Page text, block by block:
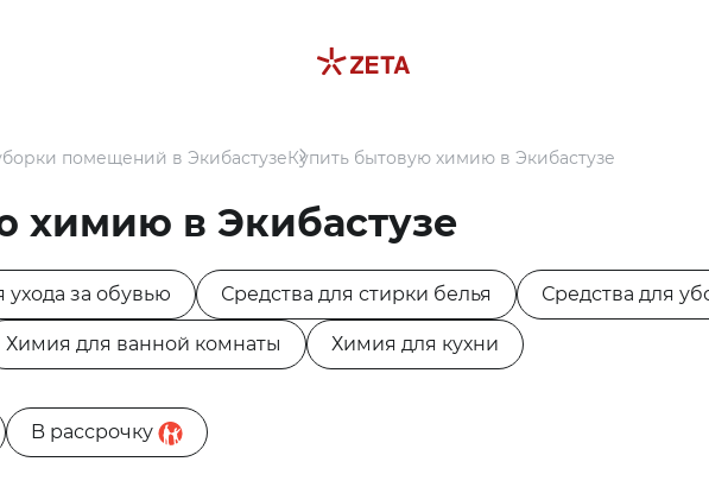
помещений в ЭкибастузеКупить бытовую химию в Экибастузе
химию в Экибастузе
ухода за обувью Средства для стирки белья Средства для
Химия для ванной комнаты Химия для кухни
B рассрочку